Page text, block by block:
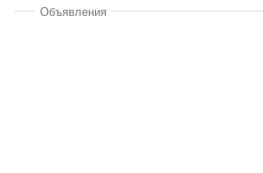
Объявления